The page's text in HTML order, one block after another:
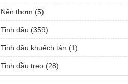
Nến thơm (5)
Tinh dầu (359)
Tinh dầu khuếch tán (1)
Tinh dầu treo (28)